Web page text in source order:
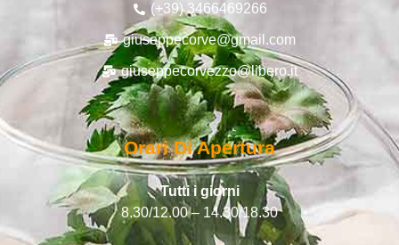
(+39) 3466469266
giuseppecorve@gmail.com
giuseppecorvezzo@libero.it
Orari Di Apertura
Tutti i giorni
8.30/12.00 – 14.30/18.30